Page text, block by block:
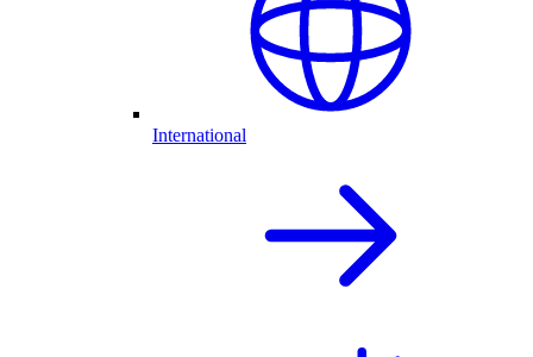
International